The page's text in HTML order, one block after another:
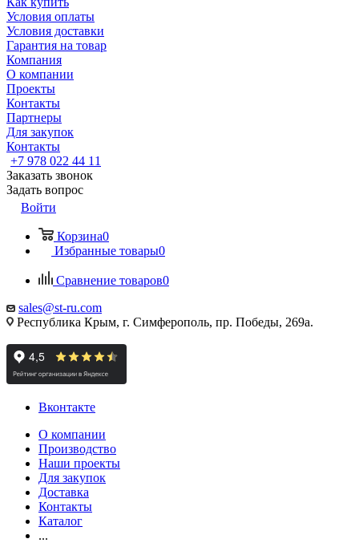
Условия оплаты
Условия доставки
Гарантия на товар
Компания
О компании
Проекты
Контакты
Партнеры
Для закупок
Контакты
+7 978 022 44 11
Заказать звонок
Задать вопрос
Войти
Корзина0
Избранные товары0
Сравнение товаров0
sales@st-ru.com
Республика Крым, г. Симферополь, пр. Победы, 269а.
Вконтакте
О компании
Производство
Наши проекты
Для закупок
Доставка
Контакты
Каталог
...